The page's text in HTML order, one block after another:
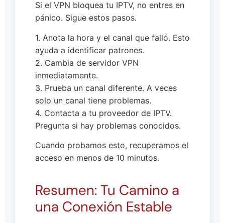
Si el VPN bloquea tu IPTV, no entres en
pánico. Sigue estos pasos.
1. Anota la hora y el canal que falló. Esto
ayuda a identificar patrones.
2. Cambia de servidor VPN
inmediatamente.
3. Prueba un canal diferente. A veces
solo un canal tiene problemas.
4. Contacta a tu proveedor de IPTV.
Pregunta si hay problemas conocidos.
Cuando probamos esto, recuperamos el
acceso en menos de 10 minutos.
Resumen: Tu Camino a
una Conexión Estable